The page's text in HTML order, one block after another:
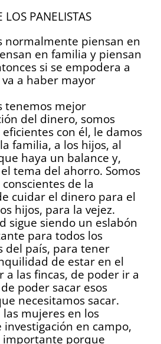
LOS PANELISTAS
normalmente piensan en
en familia y piensan
si se empodera a
a haber mayor
tenemos mejor
del dinero, somos
con él, le damos
familia, a los hijos, al
haya un balance y,
tema del ahorro. Somos
de la
cuidar el dinero para el
hijos, para la vejez.
sigue siendo un eslabón
para todos los
del país, para tener
de estar en el
a las fincas, de poder ir a
poder sacar esos
necesitamos sacar.
mujeres en los
investigación en campo,
importante porque